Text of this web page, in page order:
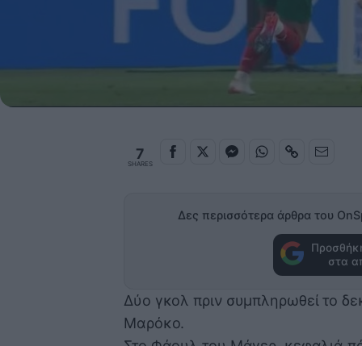
7
SHARES
Δες περισσότερα άρθρα του
στα
Δύο γκολ πριν συμπληρωθεί το
Μαρόκο.